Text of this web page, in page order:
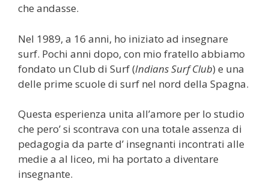
che andasse.
Nel 1989, a 16 anni, ho iniziato ad insegnare
surf. Pochi anni dopo, con mio fratello abbiamo
fondato un Club di Surf (Indians Surf Club) e una
delle prime scuole di surf nel nord della Spagna.
Questa esperienza unita all’amore per lo studio
che pero’ si scontrava con una totale assenza di
pedagogia da parte d’ insegnanti incontrati alle
medie a al liceo, mi ha portato a diventare
insegnante.